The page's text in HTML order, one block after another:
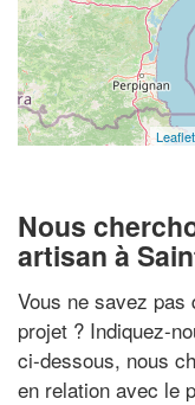
Leaflet
Nous
artisan à
Vous ne savez
projet ? Indiquez-
ci-dessous, nous
en relation avec le